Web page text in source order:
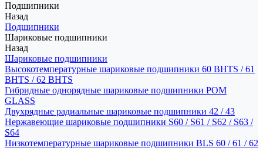
Подшипники
Назад
Подшипники
Шариковые подшипники
Назад
Шариковые подшипники
Высокотемпературные шариковые подшипники 60 BHTS / 61
BHTS / 62 BHTS
Гибридные однорядные шариковые подшипники POM
GLASS
Двухрядные радиальные шариковые подшипники 42 / 43
Нержавеющие шариковые подшипники S60 / S61 / S62 / S63 /
S64
Низкотемпературные шариковые подшипники BLS 60 / 61 / 62